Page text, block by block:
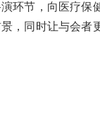
环节，向医疗保
，同时让与会者